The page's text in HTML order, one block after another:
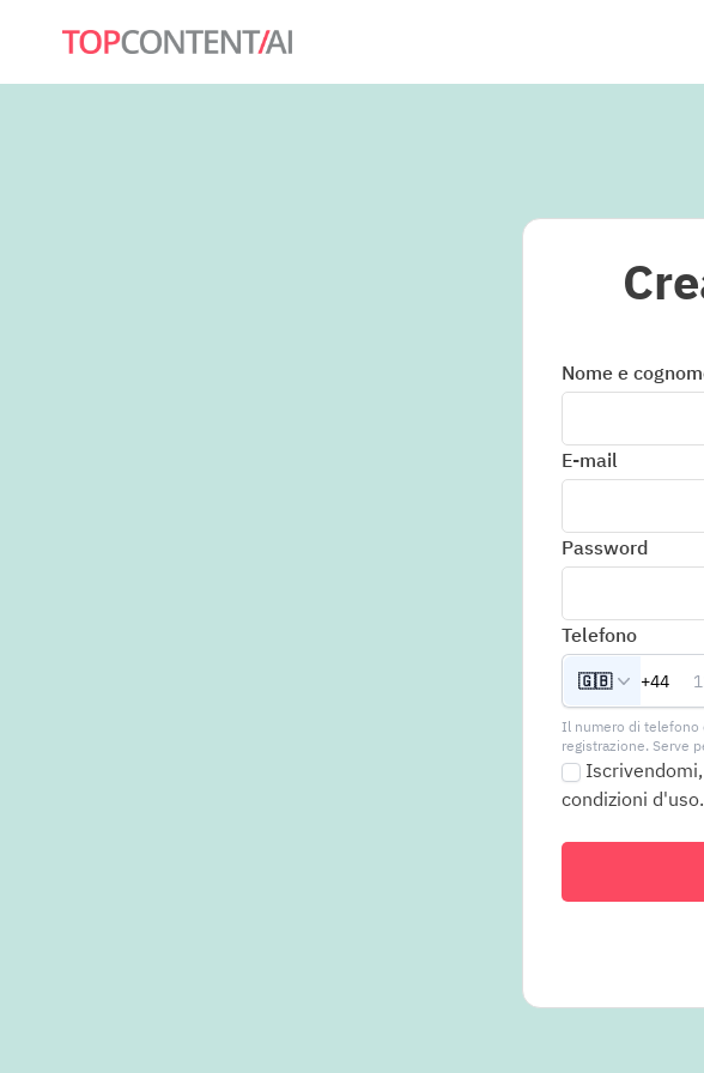
Nome e
E-mail
Password
Telefono
🇬🇧 +44
Il numero di telefono
registrazione. Serve
condizioni d'uso.